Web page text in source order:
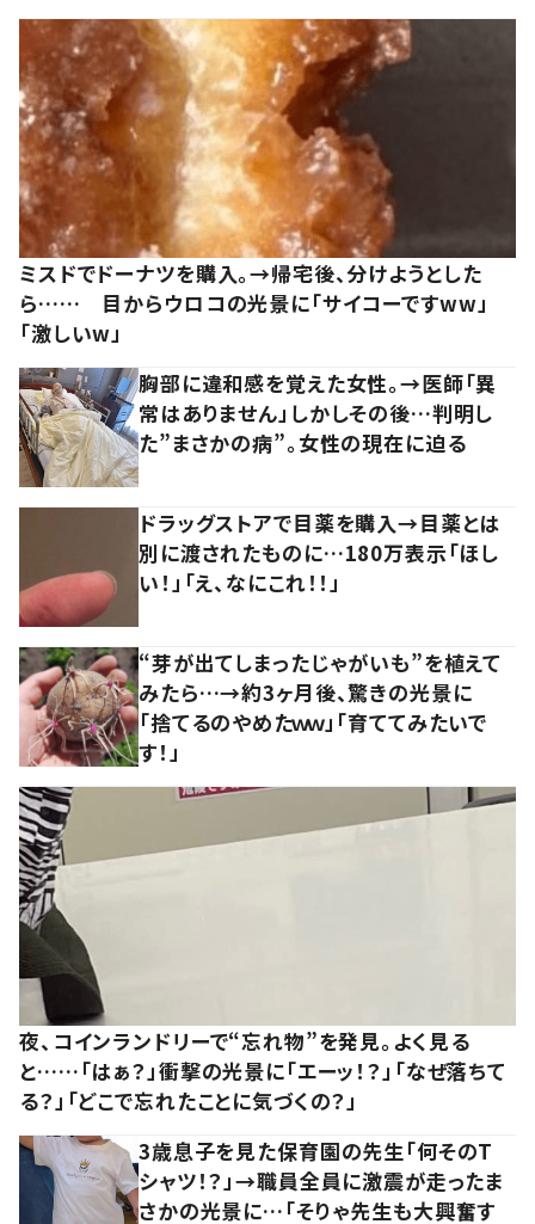
ミスドでドーナツを購入。→帰宅後、分けようとした
ら…… 目からウロコの光景に「サイコーですww」
「激しいw」
胸部に違和感を覚えた女性。→医師「異
常はありません」しかしその後…判明し
た”まさかの病”。女性の現在に迫る
ドラッグストアで目薬を購入→目薬とは
別に渡されたものに…180万表示「ほし
い！」「え、なにこれ！！」
“芽が出てしまったじゃがいも”を植えて
みたら…→約3ヶ月後、驚きの光景に
「捨てるのやめたｗｗ」「育ててみたいで
す！」
夜、コインランドリーで“忘れ物”を発見。よく見る
と……「はぁ？」衝撃の光景に「エーッ！？」「なぜ落ちて
る？」「どこで忘れたことに気づくの？」
3歳息子を見た保育園の先生「何そのT
シャツ！？」→職員全員に激震が走ったま
さかの光景に…「そりゃ先生も大興奮す